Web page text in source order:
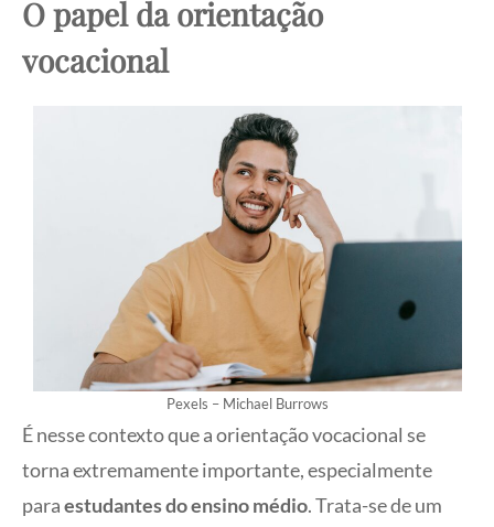
O papel da orientação
vocacional
Pexels – Michael Burrows
É nesse contexto que a orientação vocacional se
torna extremamente importante, especialmente
paraestudantes do ensino médio. Trata-se de um